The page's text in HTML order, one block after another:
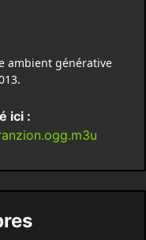
ambient générative
ici :